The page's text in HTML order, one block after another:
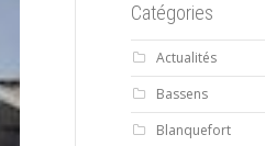
Catégories
Actualités
Bassens
Blanquefort